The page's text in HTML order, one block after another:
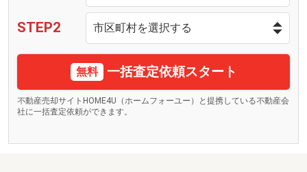
STEP2
無料 一括査定依頼スタート
不動産売却サイトHOME4U（ホームフォーユー）と提携している不動産会
社に一括査定依頼ができます。